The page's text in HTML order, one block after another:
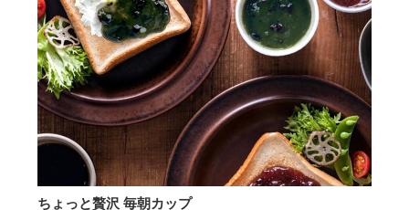
ちょっと贅沢 毎朝カップ